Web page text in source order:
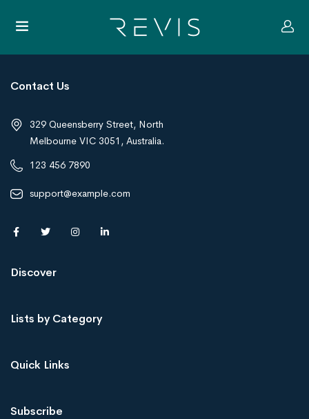
Contact Us
329 Queensberry Street, North
Melbourne VIC 3051, Australia.
123 456 7890
support@example.com
Discover
Lists by Category
Quick Links
Subscribe